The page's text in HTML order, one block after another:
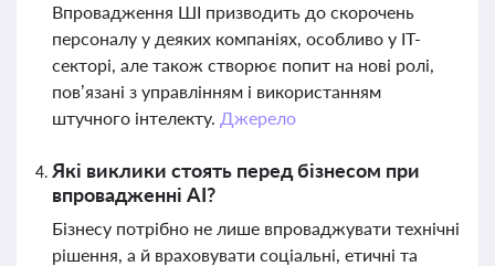
Впровадження ШІ призводить до скорочень
персоналу у деяких компаніях, особливо у IT-
секторі, але також створює попит на нові ролі,
пов’язані з управлінням і використанням
штучного інтелекту. Джерело
Які виклики стоять перед бізнесом при
впровадженні AI?
Бізнесу потрібно не лише впроваджувати технічні
рішення, а й враховувати соціальні, етичні та